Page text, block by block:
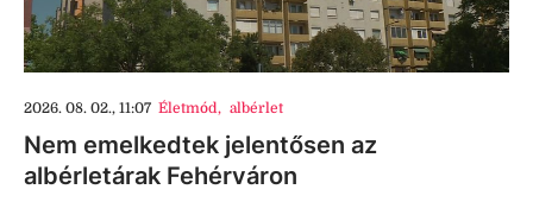
2026. 08. 02., 11:07 Életmód, albérlet
Nem emelkedtek jelentősen az
albérletárak Fehérváron